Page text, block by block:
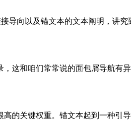
导向以及锚文本的文本阐明，讲
这和咱们常常说的面包屑导航有
的关键权重。锚文本起到一种引